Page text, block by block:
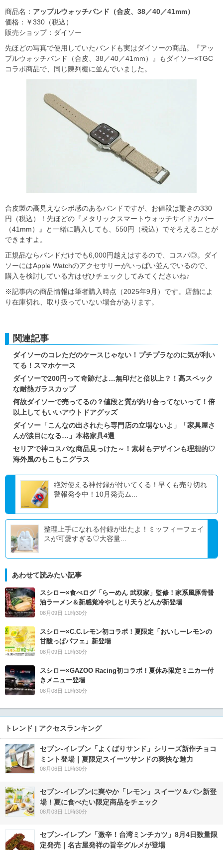
商品名： アップルウォッチバンド（合皮、38／40／41mm）
価格：￥330（税込）
販売ショップ：ダイソー
先ほどの写真で使用していたバンドも実はダイソーの商品。『アッ
プルウォッチバンド（合皮、38／40／41mm）』もダイソー×TGC
コラボ商品で、同じ陳列棚に並んでいました。
合皮製の高見えなシボ感のあるバンドですが、お値段は驚きの330
円（税込）！先ほどの『メタリックスマートウォッチサイドカバー
（41mm）』と一緒に購入しても、550円（税込）でそろえることが
できますよ。
正規品ならバンドだけでも6,000円越えはするので、コスパ◎。ダイ
ソーにはApple Watchのアクセサリーがいっぱい並んでいるので、
購入を検討している方はぜひチェックしてみてくださいね♪
※記事内の商品情報は筆者購入時点（2025年9月）です。店舗によ
り在庫切れ、取り扱っていない場合があります。
関連記事
ダイソーのコレただのケースじゃない！プチプラなのに気が利い
てる！スマホケース
ダイソーで200円って奇跡だよ…無印だと倍以上？！高スペック
な耐熱ガラスカップ
何故ダイソーで売ってるの？値段と質が釣り合ってないって！倍
以上してもいいアウトドアグッズ
ダイソー「こんなの出されたら専門店の立場ないよ」「家具屋さ
んが涙目になる…」本格家具4選
セリアで神コスパな商品見っけた～！素材もデザインも理想的♡
海外風のもこもこグラス
絶対使える神付録が付いてくる！早くも売り切れ
警報発令中！10月発売ム...
整理上手になれる付録が出たよ！ミッフィーフェイ
スが可愛すぎる♡大容量...
あわせて読みたい記事
スシロー×食べログ「らーめん 武双家」監修！家系風豚骨醤
油ラーメン＆新感覚冷やしとり天うどんが新登場
08月09日 11時30分
スシロー×C.C.レモン初コラボ！夏限定「おいしーレモンの
甘酸っぱパフェ」新登場
08月09日 11時30分
スシロー×GAZOO Racing初コラボ！夏休み限定ミニカー付
きメニュー登場
08月08日 11時30分
トレンド | アクセスランキング
セブン‐イレブン「よくばりサンド」シリーズ新作チョコ
ミント登場｜夏限定スイーツサンドの爽快な魅力
08月06日 11時30分
セブン‐イレブンに爽やか「レモン」スイーツ＆パン新登
場！夏に食べたい限定商品をチェック
08月03日 11時30分
セブン-イレブン「激辛！台湾ミンチカツ」8月4日数量限
定発売｜名古屋発祥の旨辛グルメが登場